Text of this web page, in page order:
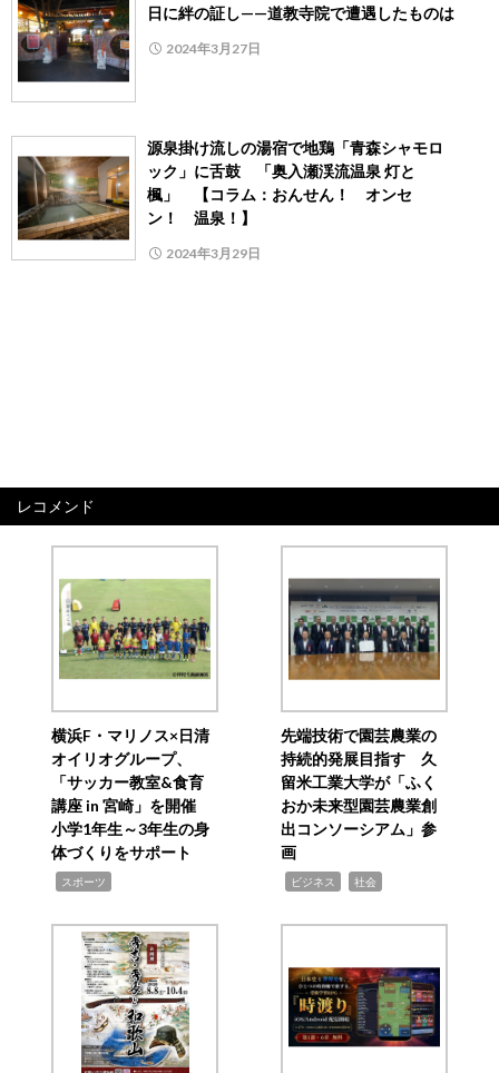
日に絆の証し——道教寺院で遭遇したものは
2024年3月27日
源泉掛け流しの湯宿で地鶏「青森シャモロ
ック」に舌鼓 「奥入瀬渓流温泉 灯と
楓」 【コラム：おんせん！ オンセ
ン！ 温泉！】
2024年3月29日
レコメンド
横浜F・マリノス×日清
オイリオグループ、
「サッカー教室&食育
講座 in 宮崎」を開催
小学1年生～3年生の身
体づくりをサポート
スポーツ
先端技術で園芸農業の
持続的発展目指す 久
留米工業大学が「ふく
おか未来型園芸農業創
出コンソーシアム」参
画
ビジネス 社会